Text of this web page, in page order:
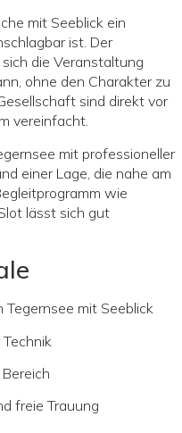
mit Seeblick ein
ist. Der
die Veranstaltung
ohne den Charakter zu
sind direkt vor
vereinfacht.
mit professioneller
einer Lage, die nahe am
wie
lässt sich gut
Tegernsee mit Seeblick
freie Trauung